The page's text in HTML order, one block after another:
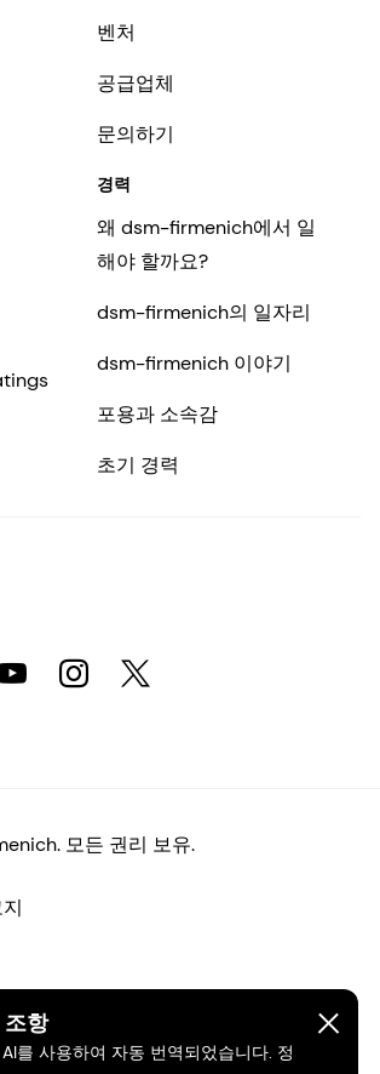
조항
를 사용하여 자동 번역되었습니다. 정
벤처
공급업체
문의하기
경력
왜 dsm-firmenich에서 일
해야 할까요?
dsm-firmenich의 일자리
dsm-firmenich 이야기
포용과 소속감
초기 경력
모든 권리 보유.